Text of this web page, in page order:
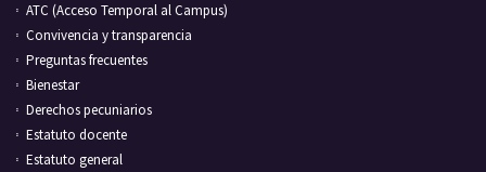
ATC (Acceso Temporal al Campus)
Convivencia y transparencia
Preguntas frecuentes
Bienestar
Derechos pecuniarios
Estatuto docente
Estatuto general